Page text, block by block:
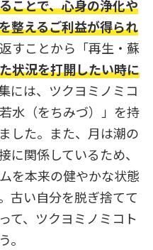
ことで、心身の浄化や
整えるご利益が得られ
すことから「再生・蘇
状況を打開したい時に
には、ツクヨミノミコ
水（をちみづ）」を持
した。また、月は潮の
関係しているため、
を本来の健やかな状態
古い自分を脱ぎ捨てて
て、ツクヨミノミコト
。